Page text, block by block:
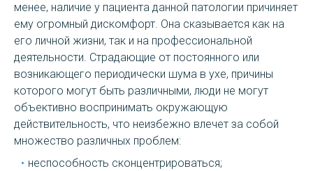
менее, наличие у пациента данной патологии причиняет
ему огромный дискомфорт. Она сказывается как на
его личной жизни, так и на профессиональной
деятельности. Страдающие от постоянного или
возникающего периодически шума в ухе, причины
которого могут быть различными, люди не могут
объективно воспринимать окружающую
действительность, что неизбежно влечет за собой
множество различных проблем:
неспособность сконцентрироваться;